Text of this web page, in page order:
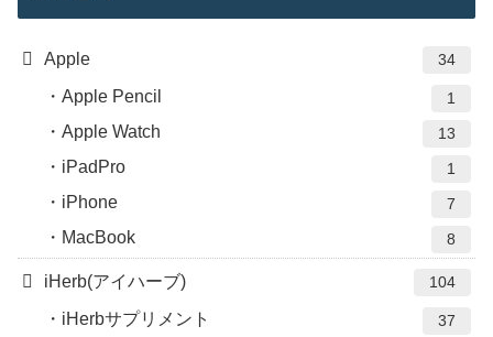
Apple 34
Apple Pencil 1
Apple Watch 13
iPadPro 1
iPhone 7
MacBook 8
iHerb(アイハーブ) 104
iHerbサプリメント 37